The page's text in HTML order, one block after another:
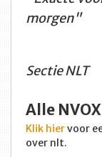
morgen"
Sectie NLT
Alle
Klik hiervoor
over nlt.